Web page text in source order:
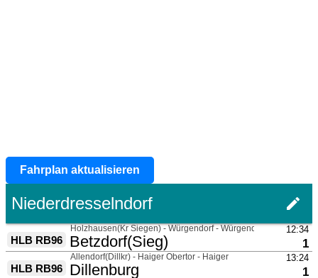
Fahrplan aktualisieren